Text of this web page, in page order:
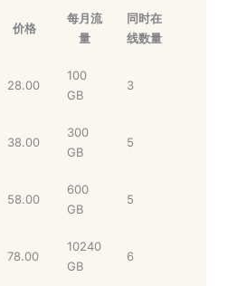
价格
每月流
量
同时在
线数量
28.00
100
GB
3
38.00
300
GB
5
58.00
600
GB
5
78.00
10240
GB
6